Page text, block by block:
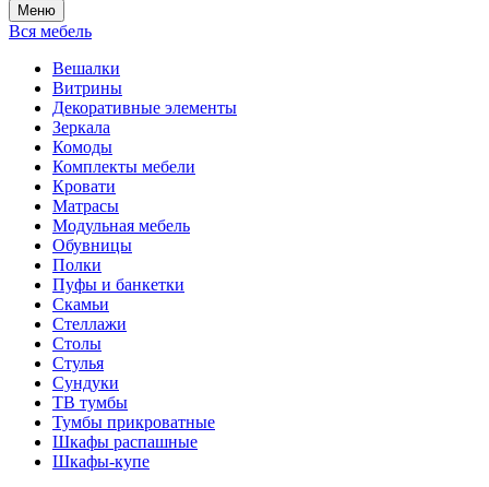
Меню
Вся мебель
Вешалки
Витрины
Декоративные элементы
Зеркала
Комоды
Комплекты мебели
Кровати
Матрасы
Модульная мебель
Обувницы
Полки
Пуфы и банкетки
Скамьи
Стеллажи
Столы
Стулья
Сундуки
ТВ тумбы
Тумбы прикроватные
Шкафы распашные
Шкафы-купе